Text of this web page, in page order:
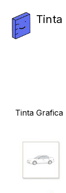
Tinta
Tinta Grafica